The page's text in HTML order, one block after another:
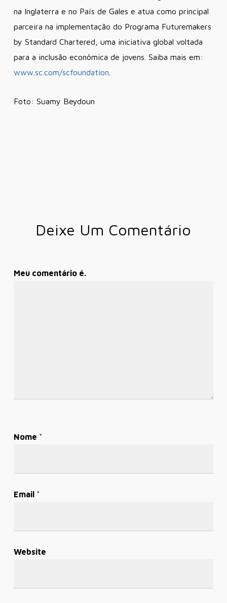
na Inglaterra e no País de Gales e atua como principal
parceira na implementação do Programa Futuremakers
by Standard Chartered, uma iniciativa global voltada
para a inclusão econômica de jovens. Saiba mais em:
www.sc.com/scfoundation
Foto: Suamy Beydoun
Deixe Um Comentário
Meu comentário é.
Nome *
Email *
Website